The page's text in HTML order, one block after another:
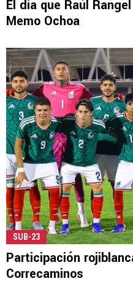
El día que Raúl
Memo Ochoa
SUB-23
Participación
Correcaminos